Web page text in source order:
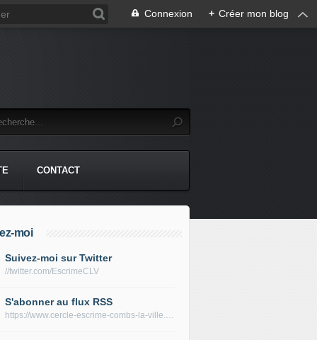
Connexion + Créer mon blog
CONTACT
moi
Suivez-moi sur Twitter
//twitter.com/EscrimeCLV
S'abonner au flux RSS
https://www.cercle-escrime-combs-la-ville.fr/rss